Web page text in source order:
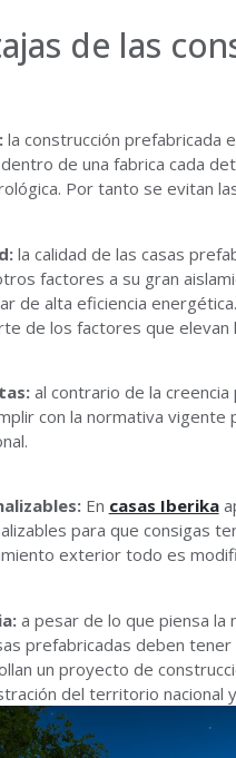
de las
la construcción prefabricada
de una fabrica cada
Por tanto se evitan
la calidad de las casas
factores a su gran
de alta eficiencia
de los factores que elevan
al contrario de la creencia
con la normativa
En casas Iberika
para que consigas
exterior todo es
a pesar de lo que piensa la
prefabricadas deben
un proyecto de
del territorio nacional